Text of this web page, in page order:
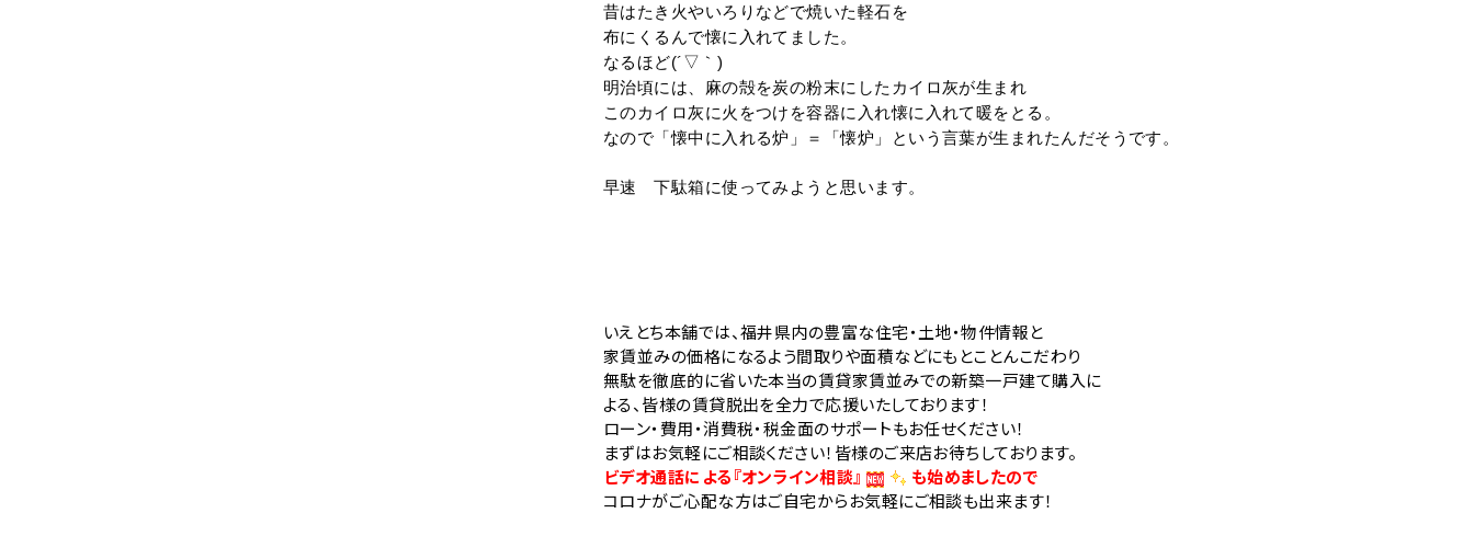
昔はたき火やいろりなどで焼いた軽石を
布にくるんで懐に入れてました。
なるほど(´▽｀)
明治頃には、麻の殻を炭の粉末にしたカイロ灰が生まれ
このカイロ灰に火をつけを容器に入れ懐に入れて暖をとる。
なので「懐中に入れる炉」＝「懐炉」という言葉が生まれたんだそうです。
早速 下駄箱に使ってみようと思います。
いえとち本舗では、福井県内の豊富な住宅・土地・物件情報と
家賃並みの価格になるよう間取りや面積などにもとことんこだわり
無駄を徹底的に省いた本当の賃貸家賃並みでの新築一戸建て購入に
よる、皆様の賃貸脱出を全力で応援いたしております！
ローン・費用・消費税・税金面のサポートもお任せください！
まずはお気軽にご相談ください！皆様のご来店お待ちしております。
ビデオ通話による『オンライン相談』
も始めましたので
コロナがご心配な方はご自宅からお気軽にご相談も出来ます！